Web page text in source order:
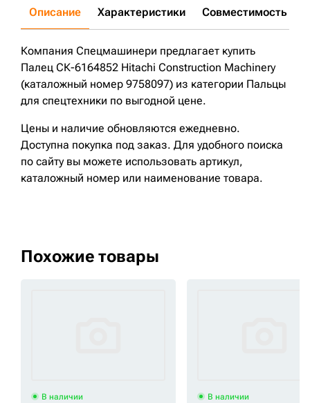
Описание Характеристики Совместимость
Компания Спецмашинери предлагает купить
Палец СК-6164852 Hitachi Construction Machinery
(каталожный номер 9758097) из категории Пальцы
для спецтехники по выгодной цене.
Цены и наличие обновляются ежедневно.
Доступна покупка под заказ. Для удобного поиска
по сайту вы можете использовать артикул,
каталожный номер или наименование товара.
Похожие товары
В наличии
В наличии